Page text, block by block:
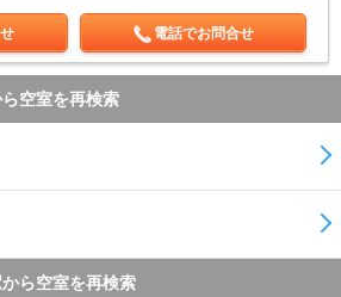
電話でお問合せ
空室を再検索
ら空室を再検索